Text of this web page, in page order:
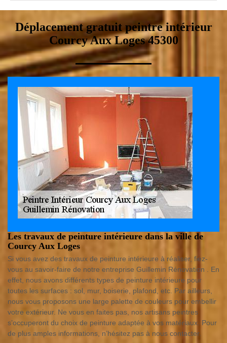
Déplacement gratuit peintre intérieur
Courcy Aux Loges 45300
Les travaux de peinture intérieure dans la ville de
Courcy Aux Loges
Si vous avez des travaux de peinture intérieure à réaliser, fiez-
vous au savoir-faire de notre entreprise Guillemin Rénovation . En
effet, nous avons différents types de peinture intérieure pour
toutes les surfaces : sol, mur, boiserie, plafond, etc. Par ailleurs,
nous vous proposons une large palette de couleurs pour embellir
votre extérieur. Ne vous en faites pas, nos artisans peintres
s’occuperont du choix de peinture adaptée à vos matériaux. Pour
de plus amples informations, n’hésitez pas à nous contacter.